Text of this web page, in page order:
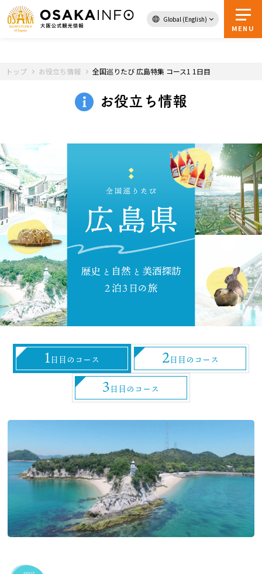
Global (English)
MENU
トップページへ
ガイドブック
イベント
モデルコース
観光スポット・体験
グルメ
特集
トップ お役立ち情報 全国巡りたび 広島特集 コース1 1日目
お役立ち情報
1日目のコース 2日目のコース
3日目のコース